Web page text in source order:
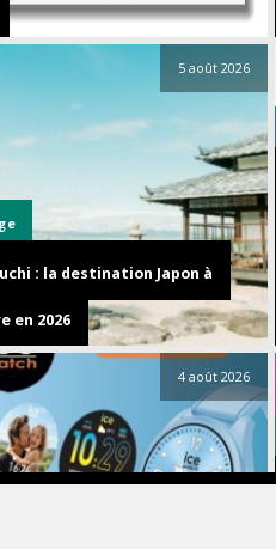
5 août 2026
: la destination Japon à
en 2026
4 août 2026